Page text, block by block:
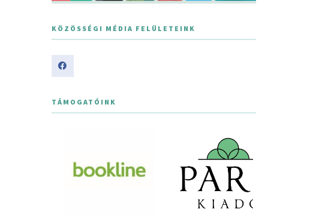
KÖZÖSSÉGI MÉDIA FELÜLETEINK
TÁMOGATÓINK